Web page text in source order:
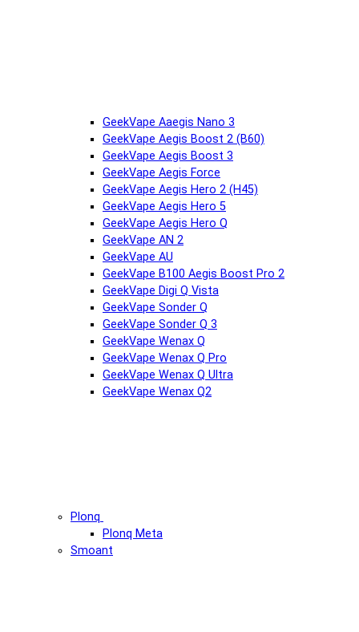
GeekVape Aaegis Nano 3
GeekVape Aegis Boost 2 (B60)
GeekVape Aegis Boost 3
GeekVape Aegis Force
GeekVape Aegis Hero 2 (H45)
GeekVape Aegis Hero 5
GeekVape Aegis Hero Q
GeekVape AN 2
GeekVape AU
GeekVape B100 Aegis Boost Pro 2
GeekVape Digi Q Vista
GeekVape Sonder Q
GeekVape Sonder Q 3
GeekVape Wenax Q
GeekVape Wenax Q Pro
GeekVape Wenax Q Ultra
GeekVape Wenax Q2
Plonq
Plonq Meta
Smoant